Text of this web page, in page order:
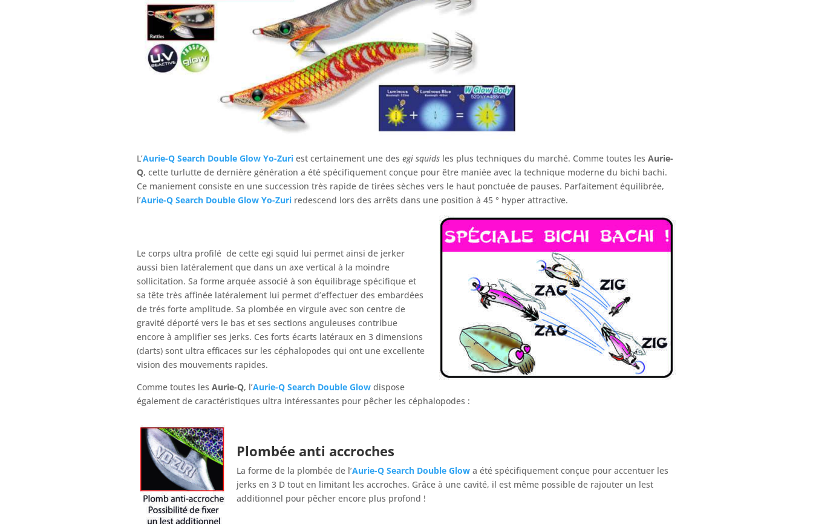
L’Aurie-Q Search Double Glow Yo-Zuriest certainement une des egi squidsles plus techniques du marché. Comme toutes les Aurie-
Q, cette turlutte de dernière génération a été spécifiquement conçue pour être maniée avec la technique moderne du bichi bachi.
Ce maniement consiste en une succession très rapide de tirées sèches vers le haut ponctuée de pauses. Parfaitement équilibrée,
l’Aurie-Q Search Double Glow Yo-Zuri redescend lors des arrêts dans une position à 45 ° hyper attractive.
Le corps ultra profilé de cette egi squid lui permet ainsi de jerker
aussi bien latéralement que dans un axe vertical à la moindre
sollicitation. Sa forme arquée associé à son équilibrage spécifique et
sa tête très affinée latéralement lui permet d’effectuer des embardées
de trés forte amplitude. Sa plombée en virgule avec son centre de
gravité déporté vers le bas et ses sections anguleuses contribue
encore à amplifier ses jerks. Ces forts écarts latéraux en 3 dimensions
(darts) sont ultra efficaces sur les céphalopodes qui ont une excellente
vision des mouvements rapides.
Comme toutes les Aurie-Q, l’Aurie-Q Search Double Glow dispose
également de caractéristiques ultra intéressantes pour pêcher les céphalopodes :
Plombée anti accroches
La forme de la plombée de l’Aurie-Q Search Double Glowa été spécifiquement conçue pour accentuer les
jerks en 3 D tout en limitant les accroches. Grâce à une cavité, il est même possible de rajouter un lest
additionnel pour pêcher encore plus profond !